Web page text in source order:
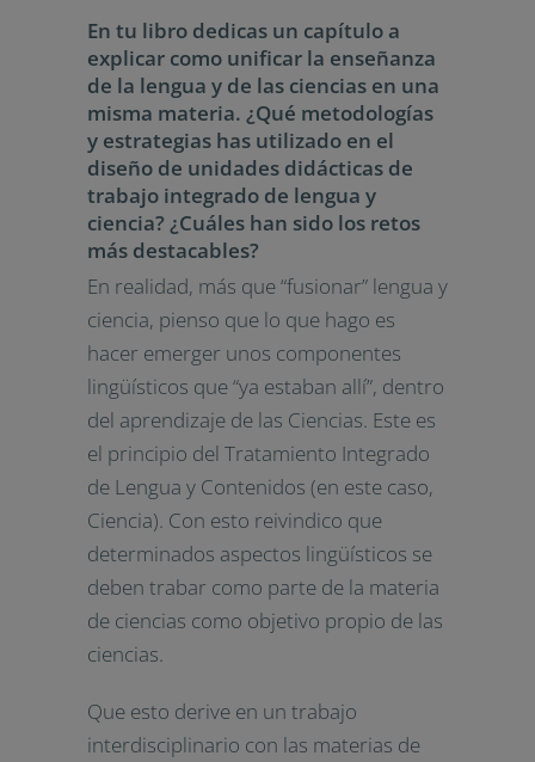
En tu libro dedicas un capítulo a
explicar como unificar la enseñanza
de la lengua y de las ciencias en una
misma materia. ¿Qué metodologías
y estrategias has utilizado en el
diseño de unidades didácticas de
trabajo integrado de lengua y
ciencia? ¿Cuáles han sido los retos
más destacables?
En realidad, más que “fusionar” lengua y
ciencia, pienso que lo que hago es
hacer emerger unos componentes
lingüísticos que “ya estaban allí”, dentro
del aprendizaje de las Ciencias. Este es
el principio del Tratamiento Integrado
de Lengua y Contenidos (en este caso,
Ciencia). Con esto reivindico que
determinados aspectos lingüísticos se
deben trabar como parte de la materia
de ciencias como objetivo propio de las
ciencias.
Que esto derive en un trabajo
interdisciplinario con las materias de